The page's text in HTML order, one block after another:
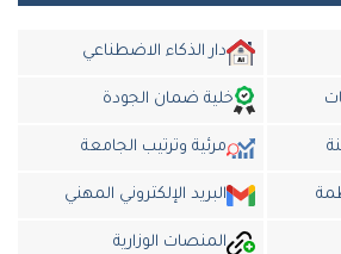
دار الذكاء الاضطناعي
خلية ضمان الجودة
مرئية وترتيب الجامعة
البريد الإلكتروني المهني
المنصات الوزارية